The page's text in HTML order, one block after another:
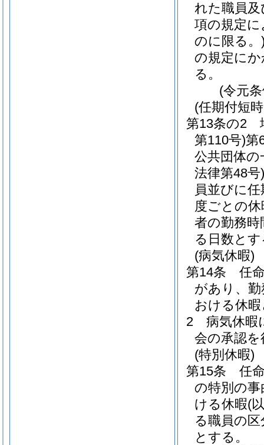
れた職員及
項の規定
のに限る。
の規定に
る。
(令元
(任期付短
第13条の2
第110号)第
公共団体
法律第48号)
員並びに
度ごとの
者の勤務
る日数と
(病気休暇)
第14条
任
があり、
おける休
2
病気休暇
会の承認
(特別休暇)
第15条
任
の特別の
ける休暇(
る職員の
とする。